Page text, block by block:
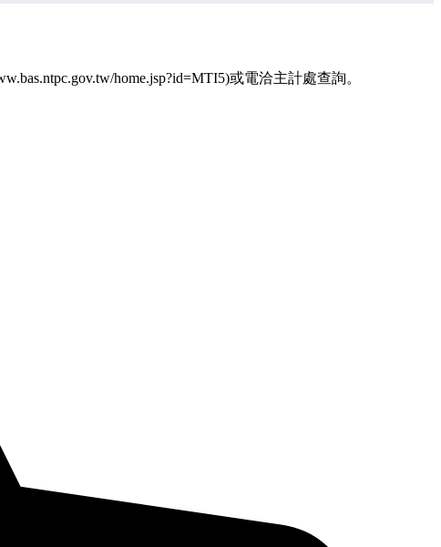
home.jsp?id=MTI5)或電洽主計處查詢。